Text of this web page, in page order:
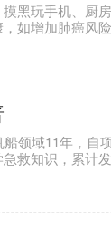
黑玩手机、厨
如增加肺癌风
领域11年，自
救知识，累计